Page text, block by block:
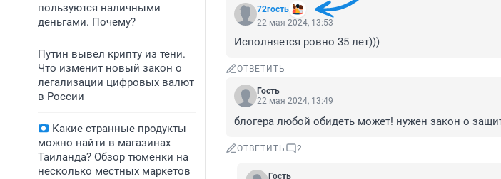
пользуются наличными
деньгами. Почему?
Путин вывел крипту из тени.
Что изменит новый закон о
легализации цифровых валют
в России
Какие странные продукты
можно найти в магазинах
Таиланда? Обзор тюменки на
несколько местных маркетов
72гость
22 мая 2024, 13:53
Исполняется ровно 35 лет)))
ОТВЕТИТЬ
Гость
22 мая 2024, 13:49
блогера любой обидеть может! нужен закон о
ОТВЕТИТЬ 2
Гость